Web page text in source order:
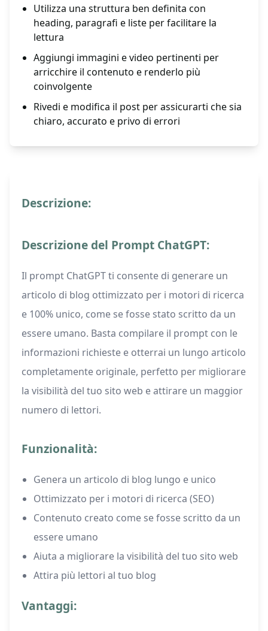
Utilizza una struttura ben definita con
heading, paragrafi e liste per facilitare la
lettura
Aggiungi immagini e video pertinenti per
arricchire il contenuto e renderlo più
coinvolgente
Rivedi e modifica il post per assicurarti che sia
chiaro, accurato e privo di errori
Descrizione:
Descrizione del Prompt ChatGPT:
Il prompt ChatGPT ti consente di generare un
articolo di blog ottimizzato per i motori di ricerca
e 100% unico, come se fosse stato scritto da un
essere umano. Basta compilare il prompt con le
informazioni richieste e otterrai un lungo articolo
completamente originale, perfetto per migliorare
la visibilità del tuo sito web e attirare un maggior
numero di lettori.
Funzionalità:
Genera un articolo di blog lungo e unico
Ottimizzato per i motori di ricerca (SEO)
Contenuto creato come se fosse scritto da un
essere umano
Aiuta a migliorare la visibilità del tuo sito web
Attira più lettori al tuo blog
Vantaggi: